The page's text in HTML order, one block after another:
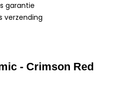
garantie
verzending
- Crimson Red